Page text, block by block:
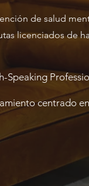
de salud
licenciados de
Speaking
centrado